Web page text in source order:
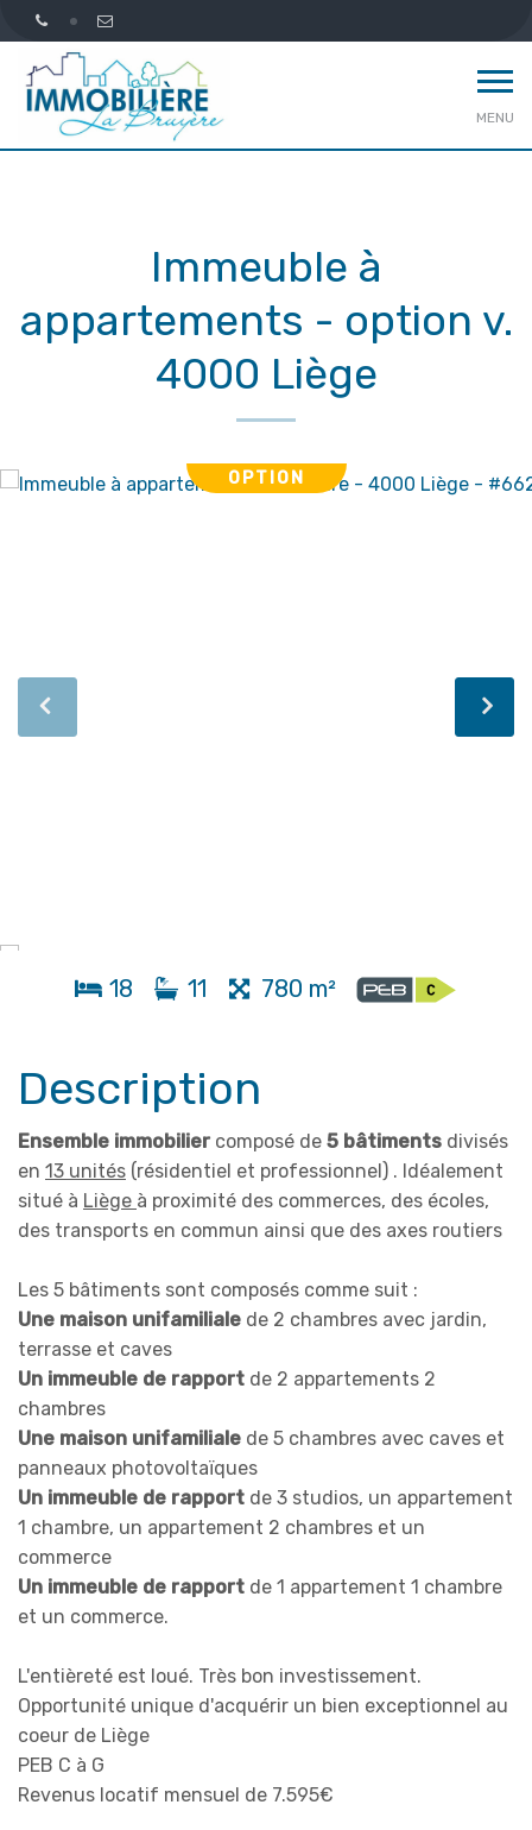
MENU
Immeuble à
appartements - option v.
4000 Liège
OPTION
18 11 780 m²
Description
Ensemble immobiliercomposé de 5 bâtiments divisés
en 13 unités (résidentiel et professionnel) . Idéalement
situé à Liège à proximité des commerces, des écoles,
des transports en commun ainsi que des axes routiers
Les 5 bâtiments sont composés comme suit :
Une maison unifamiliale de 2 chambres avec jardin,
terrasse et caves
Un immeuble de rapport de 2 appartements 2
chambres
Une maison unifamiliale de 5 chambres avec caves et
panneaux photovoltaïques
Un immeuble de rapport de 3 studios, un appartement
1 chambre, un appartement 2 chambres et un
commerce
Un immeuble de rapport de 1 appartement 1 chambre
et un commerce.
L'entièreté est loué. Très bon investissement.
Opportunité unique d'acquérir un bien exceptionnel au
coeur de Liège
PEB C à G
Revenus locatif mensuel de 7.595€